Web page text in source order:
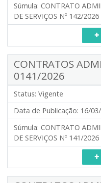
Súmula: CONTRATO
DE SERVIÇOS Nº 142/2026
CONTRATOS
0141/2026
Status: Vigente
Data de Publicação: 16/
Súmula: CONTRATO
DE SERVIÇOS Nº 141/2026